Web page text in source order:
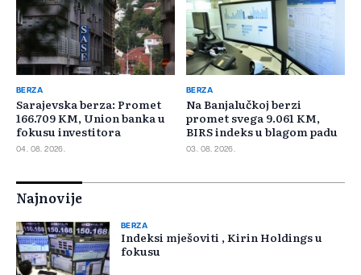
BERZA
Sarajevska berza: Promet
166.709 KM, Union banka u
fokusu investitora
04. 08. 2026.
BERZA
Na Banjalučkoj berzi
promet svega 9.061 KM,
BIRS indeks u blagom padu
03. 08. 2026.
Najnovije
BERZA
Indeksi mješoviti , Kirin Holdings u
fokusu